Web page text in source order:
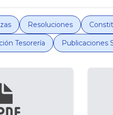
Resoluciones
Tesorería Publicaciones